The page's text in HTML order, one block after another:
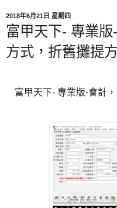
2018年6月21日 星期四
富甲天下- 專業
方式，折舊攤提
富甲天下- 專業版-會計